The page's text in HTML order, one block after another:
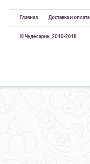
Главная Доставка и оплата
© Чудесарик, 2010-2018